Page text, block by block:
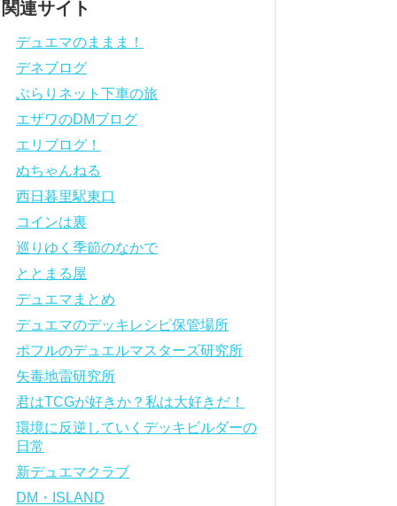
関連サイト
デュエマのままま！
デネブログ
ぶらりネット下車の旅
エザワのDMブログ
エリブログ！
ぬちゃんねる
西日暮里駅東口
コインは裏
巡りゆく季節のなかで
ととまる屋
デュエマまとめ
デュエマのデッキレシピ保管場所
ポフルのデュエルマスターズ研究所
矢毒地雷研究所
君はTCGが好きか？私は大好きだ！
環境に反逆していくデッキビルダーの
日常
新デュエマクラブ
DM・ISLAND